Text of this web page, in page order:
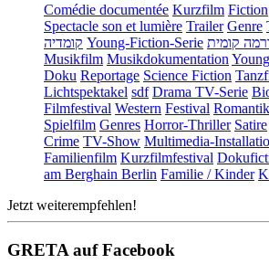
Comédie documentée Kurzfilm Fiction
Spectacle son et lumière Trailer Genre
קומדיה Young-Fiction-Serie קומית
Musikfilm Musikdokumentation
Doku Reportage Science Fiction
Lichtspektakel sdf Drama TV-Serie
Filmfestival Western Festival Romantik
Spielfilm Genres Horror-Thriller Satire
Crime TV-Show Multimedia-
Familienfilm Kurzfilmfestival
am Berghain Berlin Familie / Kinder
Jetzt weiterempfehlen!
GRETA auf Facebook